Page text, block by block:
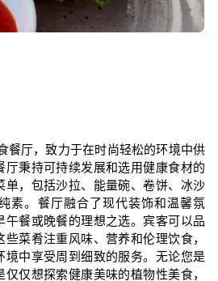
餐厅，致力于在时尚轻松的环境中供
厅秉持可持续发展和选用健康食材的
单，包括沙拉、能量碗、卷饼、冰沙
素。餐厅融合了现代装饰和温馨氛
午餐或晚餐的理想之选。宾客可以品
菜肴注重风味、营养和伦理饮食，
境中享受周到细致的服务。无论您是
仅想探索健康美味的植物性美食，